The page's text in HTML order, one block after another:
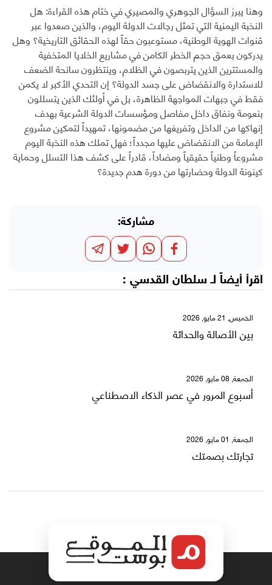
وهنا يبرز السؤال الجوهري والمصيري في ختام هذه القراءة: هل
النخبة اليمنية التي تمثل رجالات الدولة اليوم، والذين صعدوا عبر
قنوات الهوية الوطنية، مستوعبون حقاً لهذه الحقائق التاريخية؟ وهل
يدركون بعمق حجم الخطر الكامن في مشاريع الخلايا المتخفية
والمستترين الذين يتربصون في الظلام، وينتظرون سانحة الضعف
للاستدارة والانقضاض على جسد الدولة؟ إن التحدي الأكبر لا يكمن
فقط في جبهات المواجهة الظاهرة، بل في أولئك الذين يتسللون
بنعومة ونفاق داخل مفاصل ومؤسسات الدولة الشرعية بهدف
إنهاكها من الداخل وتفريغها من مضمونها، تمهيداً لتمكين مشروع
الإمامة من الانقضاض عليها مجدداً؛ فهل تملك هذه النخبة اليوم
مشروعاً وطنياً حقيقياً ومضاداً، قادراً على كشف هذا التسلل وحماية
كينونة الدولة وحضارتها من دورة هدم جديدة؟
مشاركة:
اقرأ أيضاً لـ سلطان القدسي :
الخميس, 21 مايو, 2026
بين الأصالة والحداثة
الجمعة, 08 مايو, 2026
أسبوع المرور في عصر الذكاء الاصطناعي
الجمعة, 01 مايو, 2026
تجارتك بصمتك